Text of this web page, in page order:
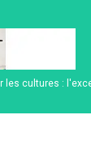
les cultures :